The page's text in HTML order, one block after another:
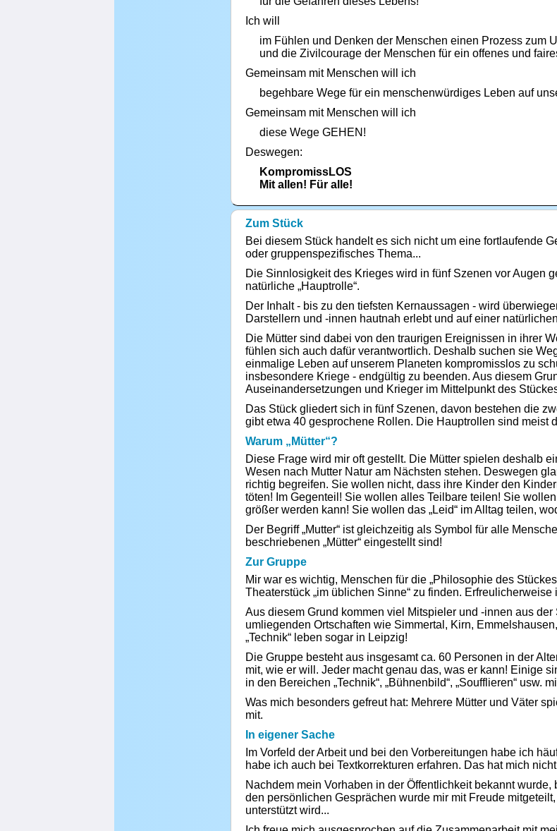
Ich will
im Fühlen und Denken der Menschen einen Prozess zum
und die Zivilcourage der Menschen für ein offenes und
Gemeinsam mit Menschen will ich
begehbare Wege für ein menschenwürdiges Leben auf
Gemeinsam mit Menschen will ich
diese Wege GEHEN!
Deswegen:
KompromissLOS
Mit allen! Für alle!
Zum Stück
Bei diesem Stück handelt es sich nicht um eine fortlaufende
oder gruppenspezifisches Thema...
Die Sinnlosigkeit des Krieges wird in fünf Szenen vor Augen
natürliche „Hauptrolle“.
Der Inhalt - bis zu den tiefsten Kernaussagen - wird
Darstellern und -innen hautnah erlebt und auf einer
Die Mütter sind dabei von den traurigen Ereignissen in ihrer
fühlen sich auch dafür verantwortlich. Deshalb suchen sie
einmalige Leben auf unserem Planeten kompromisslos zu
insbesondere Kriege - endgültig zu beenden. Aus diesem
Auseinandersetzungen und Krieger im Mittelpunkt des
Das Stück gliedert sich in fünf Szenen, davon bestehen die
gibt etwa 40 gesprochene Rollen. Die Hauptrollen sind meist
Warum „Mütter“?
Diese Frage wird mir oft gestellt. Die Mütter spielen deshalb
Wesen nach Mutter Natur am Nächsten stehen. Deswegen
richtig begreifen. Sie wollen nicht, dass ihre Kinder den
töten! Im Gegenteil! Sie wollen alles Teilbare teilen! Sie
größer werden kann! Sie wollen das „Leid“ im Alltag teilen,
Der Begriff „Mutter“ ist gleichzeitig als Symbol für alle
beschriebenen „Mütter“ eingestellt sind!
Zur Gruppe
Mir war es wichtig, Menschen für die „Philosophie des
Theaterstück „im üblichen Sinne“ zu finden.
Aus diesem Grund kommen viel Mitspieler und -innen aus
umliegenden Ortschaften wie Simmertal, Kirn,
„Technik“ leben sogar in Leipzig!
Die Gruppe besteht aus insgesamt ca. 60 Personen in der
mit, wie er will. Jeder macht genau das, was er kann! Einige
in den Bereichen „Technik“, „Bühnenbild“, „Soufflieren“ usw.
Was mich besonders gefreut hat: Mehrere Mütter und Väter
mit.
In eigener Sache
Im Vorfeld der Arbeit und bei den Vorbereitungen habe ich
habe ich auch bei Textkorrekturen erfahren. Das hat mich
Nachdem mein Vorhaben in der Öffentlichkeit bekannt
den persönlichen Gesprächen wurde mir mit Freude
unterstützt wird...